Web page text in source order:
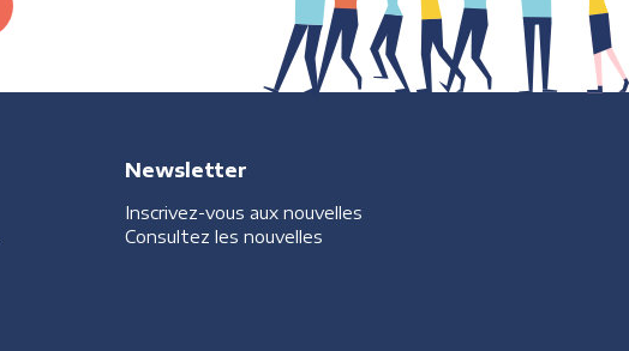
Newsletter
Inscrivez-vous aux nouvelles
Consultez les nouvelles